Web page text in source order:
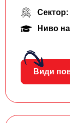
Сектор:
Ниво
Види